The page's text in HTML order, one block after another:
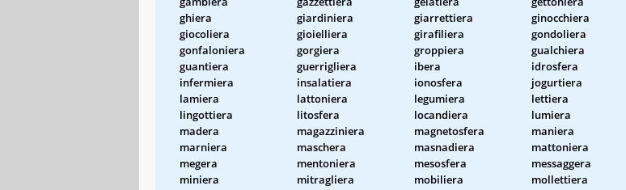
ghiera
giardiniera giarrettiera
ginocchiera
giocoliera
gioielliera girafiliera
gondoliera
gonfaloniera
gorgiera groppiera
gualchiera
guantiera
guerrigliera ibera
idrosfera
infermiera
insalatiera ionosfera
jogurtiera
lamiera
lattoniera legumiera
lettiera
lingottiera
litosfera locandiera
lumiera
madera
magazziniera magnetosfera
maniera
marniera
maschera masnadiera
mattoniera
megera
mentoniera mesosfera
messaggera
miniera
mitragliera mobiliera
mollettiera